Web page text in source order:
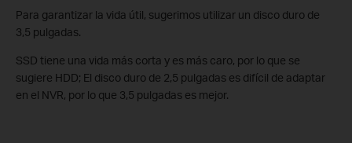
Para garantizar la vida útil, sugerimos utilizar un disco duro de
3,5 pulgadas.
SSD tiene una vida más corta y es más caro, por lo que se
sugiere HDD; El disco duro de 2,5 pulgadas es difícil de adaptar
en el NVR, por lo que 3,5 pulgadas es mejor.